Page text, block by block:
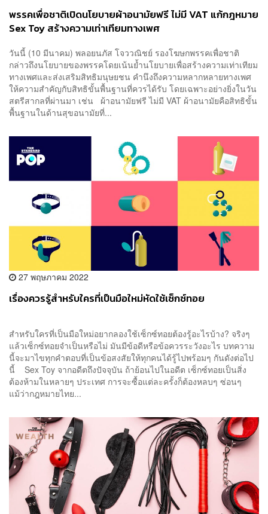
พรรคเพื่อชาติเปิดนโยบายผ้าอนามัยฟรี ไม่มี VAT แก้กฎหมาย
Sex Toy สร้างความเท่าเทียมทางเพศ
วันนี้ (10 มีนาคม) พลอยนภัส โจววณิชย์ รองโฆษกพรรคเพื่อชาติ
กล่าวถึงนโยบายของพรรคโดยเน้นย้ำนโยบายเพื่อสร้างความเท่าเทียม
ทางเพศและส่งเสริมสิทธิมนุษยชน คำนึงถึงความหลากหลายทางเพศ
ให้ความสำคัญกับสิทธิขั้นพื้นฐานที่ควรได้รับ โดยเฉพาะอย่างยิ่งในวัน
สตรีสากลที่ผ่านมา เช่น ผ้าอนามัยฟรี ไม่มี VAT ผ้าอนามัยคือสิทธิขั้น
พื้นฐานในด้านสุขอนามัยที่...
27 พฤษภาคม 2022
เรื่องควรรู้สำหรับใครที่เป็นมือใหม่หัดใช้เซ็กซ์ทอย
สำหรับใครที่เป็นมือใหม่อยากลองใช้เซ็กซ์ทอยต้องรู้อะไรบ้าง? จริงๆ
แล้วเซ็กซ์ทอยจำเป็นหรือไม่ มันมีข้อดีหรือข้อควรระวังอะไร บทความ
นี้จะมาไขทุกคำตอบที่เป็นข้อสงสัยให้ทุกคนได้รู้ไปพร้อมๆ กันดังต่อไป
นี้ Sex Toy จากอดีตถึงปัจจุบัน ถ้าย้อนไปในอดีต เซ็กซ์ทอยเป็นสิ่ง
ต้องห้ามในหลายๆ ประเทศ การจะซื้อแต่ละครั้งก็ต้องหลบๆ ซ่อนๆ
แม้ว่ากฎหมายไทย...